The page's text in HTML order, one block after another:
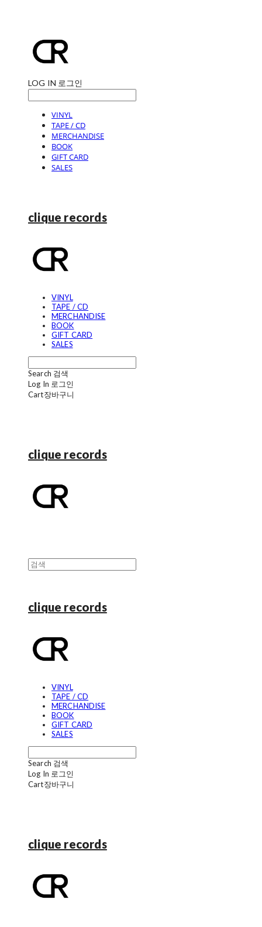
LOG IN 로그인
VINYL
TAPE / CD
MERCHANDISE
BOOK
GIFT CARD
SALES
clique records
VINYL
TAPE / CD
MERCHANDISE
BOOK
GIFT CARD
SALES
Search 검색
Log In 로그인
Cart장바구니
clique records
clique records
VINYL
TAPE / CD
MERCHANDISE
BOOK
GIFT CARD
SALES
Search 검색
Log In 로그인
Cart장바구니
clique records